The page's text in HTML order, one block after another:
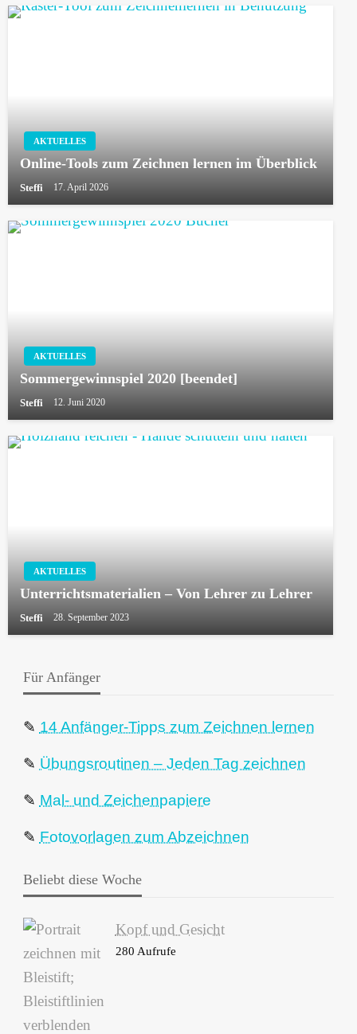
AKTUELLES
Online-Tools zum Zeichnen lernen im Überblick
Steffi 17. April 2026
AKTUELLES
Sommergewinnspiel 2020 [beendet]
Steffi 12. Juni 2020
AKTUELLES
Unterrichtsmaterialien – Von Lehrer zu Lehrer
Steffi 28. September 2023
Für Anfänger
✎ 14 Anfänger-Tipps zum Zeichnen lernen
✎ Übungsroutinen – Jeden Tag zeichnen
✎ Mal- und Zeichenpapiere
✎ Fotovorlagen zum Abzeichnen
Beliebt diese Woche
Kopf und Gesicht
280 Aufrufe